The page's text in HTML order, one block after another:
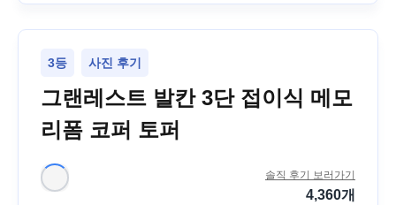
3등 사진 후기
그랜레스트 발칸 3단 접이식 메모
리폼 코퍼 토퍼
솔직 후기 보러가기
4,360개